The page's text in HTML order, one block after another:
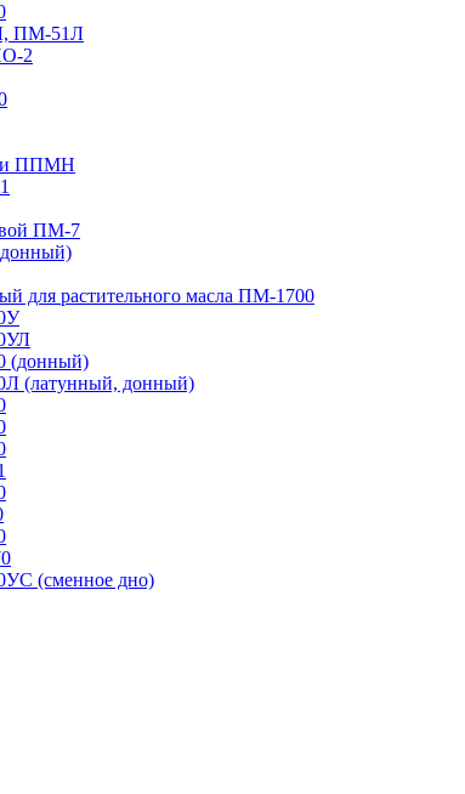
ПМ-51Л
2
и ППМН
ПМ-7
для растительного масла ПМ-1700
(донный)
(латунный, донный)
(сменное дно)